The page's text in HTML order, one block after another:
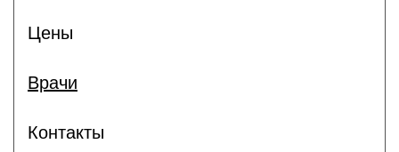
Цены
Врачи
Контакты